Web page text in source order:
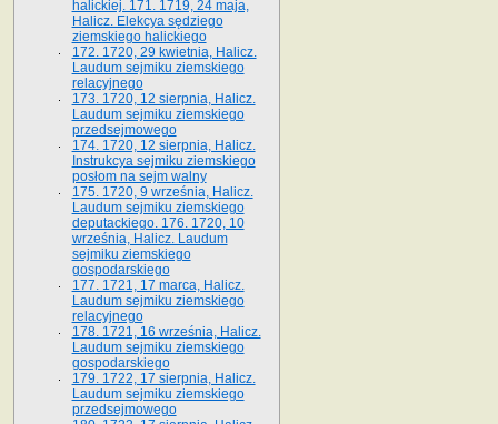
halickiej. 171. 1719, 24 maja,
Halicz. Elekcya sędziego
ziemskiego halickiego
172. 1720, 29 kwietnia, Halicz.
Laudum sejmiku ziemskiego
relacyjnego
173. 1720, 12 sierpnia, Halicz.
Laudum sejmiku ziemskiego
przedsejmowego
174. 1720, 12 sierpnia, Halicz.
Instrukcya sejmiku ziemskiego
posłom na sejm walny
175. 1720, 9 września, Halicz.
Laudum sejmiku ziemskiego
deputackiego. 176. 1720, 10
września, Halicz. Laudum
sejmiku ziemskiego
gospodarskiego
177. 1721, 17 marca, Halicz.
Laudum sejmiku ziemskiego
relacyjnego
178. 1721, 16 września, Halicz.
Laudum sejmiku ziemskiego
gospodarskiego
179. 1722, 17 sierpnia, Halicz.
Laudum sejmiku ziemskiego
przedsejmowego